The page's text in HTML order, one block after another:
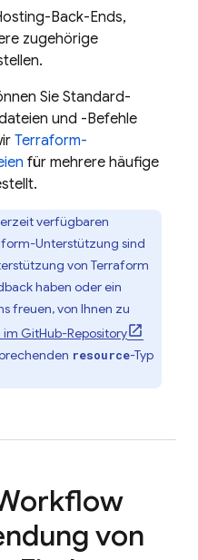
-Back-Ends,
zugehörige
Sie Standard-
und -Befehle
Terraform-
für mehrere häufige
verfügbaren
Unterstützung sind
von Terraform
haben oder ein
freuen, von Ihnen zu
im GitHub-Repository
resource-Typ
von